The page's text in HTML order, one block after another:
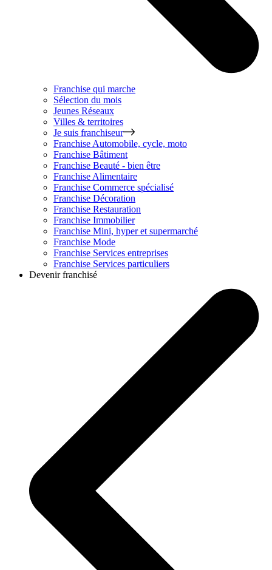
Franchise qui marche
Sélection du mois
Jeunes Réseaux
Villes & territoires
Je suis franchiseur
Franchise Automobile, cycle, moto
Franchise Bâtiment
Franchise Beauté - bien être
Franchise Alimentaire
Franchise Commerce spécialisé
Franchise Décoration
Franchise Restauration
Franchise Immobilier
Franchise Mini, hyper et supermarché
Franchise Mode
Franchise Services entreprises
Franchise Services particuliers
Devenir franchisé